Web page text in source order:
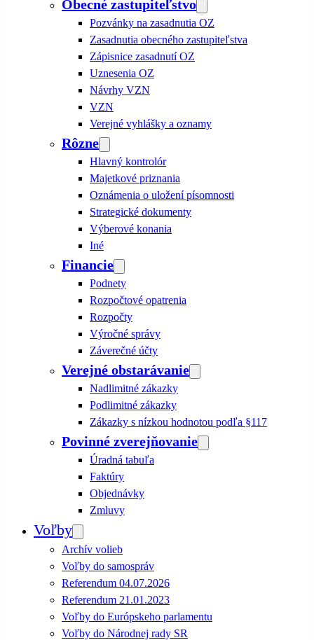
Obecné zastupiteľstvo
Pozvánky na zasadnutia OZ
Zasadnutia obecného zastupiteľstva
Zápisnice zasadnutí OZ
Uznesenia OZ
Návrhy VZN
VZN
Verejné vyhlášky a oznamy
Rôzne
Hlavný kontrolór
Majetkové priznania
Oznámenia o uložení písomnosti
Strategické dokumenty
Výberové konania
Iné
Financie
Podnety
Rozpočtové opatrenia
Rozpočty
Výročné správy
Záverečné účty
Verejné obstarávanie
Nadlimitné zákazky
Podlimitné zákazky
Zákazky s nízkou hodnotou podľa §117
Povinné zverejňovanie
Úradná tabuľa
Faktúry
Objednávky
Zmluvy
Voľby
Archív volieb
Voľby do samospráv
Referendum 04.07.2026
Referendum 21.01.2023
Voľby do Európskeho parlamentu
Voľby do Národnej rady SR